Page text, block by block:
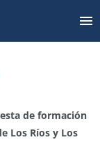
de formación
Los Ríos y Los